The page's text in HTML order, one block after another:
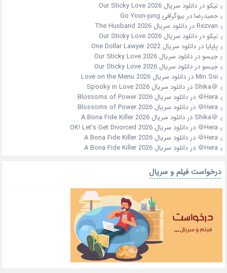
نیکو دردانلود سریال Our Sticky Love 2026
حمیدرضادربیوگرافی Go Youn-jung
Rezvanدردانلود سریال The Husband 2026
نیکو دردانلود سریال Our Sticky Love 2026
پاپایادردانلود سریال One Dollar Lawyer 2022
جیسو دردانلود سریال Our Sticky Love 2026
جیسو دردانلود سریال Our Sticky Love 2026
Min.Ssiدردانلود سریال Love on the Menu 2026
🍪Shika
دردانلود سریال Spooky in Love 2026
Hera🍪
دردانلود سریال Blossoms of Power 2026
Hera🍪
دردانلود سریال Blossoms of Power 2026
🍪Shika
دردانلود سریال A Bona Fide Killer 2026
Hera🍪
دردانلود سریال OK! Let’s Get Divorced 2026
Hera🍪
دردانلود سریال A Bona Fide Killer 2026
Hera🍪
دردانلود سریال A Bona Fide Killer 2026
درخواست فیلم و سریال